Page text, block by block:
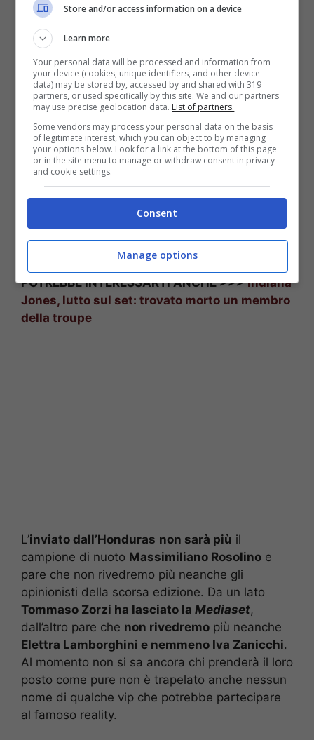
dei Famosiandava in onda sullaRaicondotto
daSimona Ventura e Nicola Savino . Il
programma è sbarcato poi suCanale 5
l’abbandono del timone da parte di Alessia
Marcuzziquesto è passato aIlary Blasi. La
conduttrice pare infatti che sia stata
confermata alla conduzione della 17esima
edizionedi quest’anno. Pare però che questa
riconferma sia stata l’unica perché l’intento è
quello dirinnovare completamente il cast
rispetto all’anno scorso.
POTREBBE INTERESSARTI ANCHE >>>Indiana
Jones, lutto sul set: trovato morto un membro
della troupe
L’inviato dall’Honduras non sarà più il
campione di nuoto Massimiliano Rosolino e
pare che non rivedremo più neanche gli
opinionisti della scorsa edizione. Da un lato
Tommaso Zorzi ha lasciato la Mediaset,
dall’altro pare che non rivedremo più neanche
Elettra Lamborghini e nemmeno Iva Zanicchi.
Al momento non si sa ancora chi prenderà il loro
posto come pure non è trapelato anche nessun
nome di qualche vip che potrebbe partecipare
al famoso reality.
Store and/or access information on a device
Learn more
Your personal data will be processed and information from
your device (cookies, unique identifiers, and other device
data) may be stored by, accessed by and shared with 319
partners, or used specifically by this site. We and our partners
may use precise geolocation data. List of partners.
Some vendors may process your personal data on the basis
of legitimate interest, which you can object to by managing
your options below. Look for a link at the bottom of this page
or in the site menu to manage or withdraw consent in privacy
and cookie settings.
Consent
Manage options